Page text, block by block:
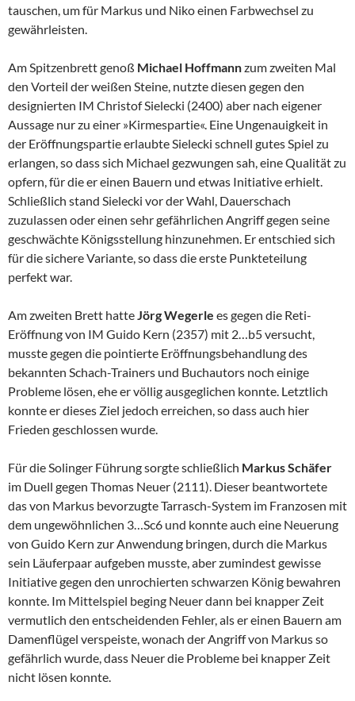
tauschen, um für Markus und Niko einen Farbwechsel zu
gewährleisten.
Am Spitzenbrett genoß Michael Hoffmannzum zweiten Mal
den Vorteil der weißen Steine, nutzte diesen gegen den
designierten IM Christof Sielecki (2400) aber nach eigener
Aussage nur zu einer »Kirmespartie«. Eine Ungenauigkeit in
der Eröffnungspartie erlaubte Sielecki schnell gutes Spiel zu
erlangen, so dass sich Michael gezwungen sah, eine Qualität zu
opfern, für die er einen Bauern und etwas Initiative erhielt.
Schließlich stand Sielecki vor der Wahl, Dauerschach
zuzulassen oder einen sehr gefährlichen Angriff gegen seine
geschwächte Königsstellung hinzunehmen. Er entschied sich
für die sichere Variante, so dass die erste Punkteteilung
perfekt war.
Am zweiten Brett hatteJörg Wegerle es gegen die Reti-
Eröffnung von IM Guido Kern (2357) mit 2…b5 versucht,
musste gegen die pointierte Eröffnungsbehandlung des
bekannten Schach-Trainers und Buchautors noch einige
Probleme lösen, ehe er völlig ausgeglichen konnte. Letztlich
konnte er dieses Ziel jedoch erreichen, so dass auch hier
Frieden geschlossen wurde.
Für die Solinger Führung sorgte schließlich Markus Schäfer
im Duell gegen Thomas Neuer (2111). Dieser beantwortete
das von Markus bevorzugte Tarrasch-System im Franzosen mit
dem ungewöhnlichen 3…Sc6 und konnte auch eine Neuerung
von Guido Kern zur Anwendung bringen, durch die Markus
sein Läuferpaar aufgeben musste, aber zumindest gewisse
Initiative gegen den unrochierten schwarzen König bewahren
konnte. Im Mittelspiel beging Neuer dann bei knapper Zeit
vermutlich den entscheidenden Fehler, als er einen Bauern am
Damenflügel verspeiste, wonach der Angriff von Markus so
gefährlich wurde, dass Neuer die Probleme bei knapper Zeit
nicht lösen konnte.